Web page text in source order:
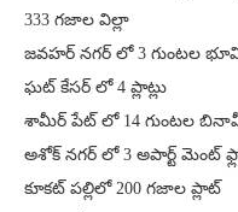
333 గజాల విల్లా
జవహర్ నగర్ లో 3 గుంటల
ఘట్ కేసర్ లో 4 ప్లాట్లు
శామీర్ పేట్ లో 14 గుంటల
అశోక్ నగర్ లో 3 అపార్ట్ మెంట్
కూకట్ పల్లిలో 200 గజాల ప్లాట్